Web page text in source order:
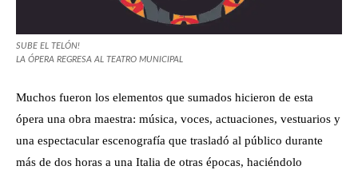
SUBE EL TELÓN!
LA ÓPERA REGRESA AL TEATRO MUNICIPAL
Muchos fueron los elementos que sumados hicieron de esta
ópera una obra maestra: música, voces, actuaciones, vestuarios y
una espectacular escenografía que trasladó al público durante
más de dos horas a una Italia de otras épocas, haciéndolo